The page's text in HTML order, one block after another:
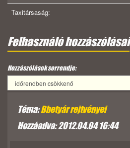
Taxitársaság:
Felhasználó hozzászólásai
Hozzászólások sorrendje:
Téma:Bbetyár rejtvényei
Hozzáadva: 2012.04.04 16:44